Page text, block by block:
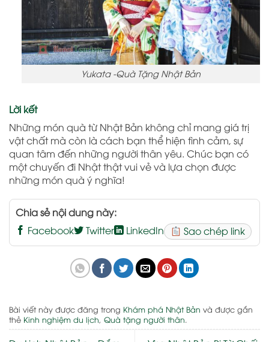
Yukata -Quà Tặng Nhật Bản
Lời kết
Những món quà từ Nhật Bản không chỉ mang giá trị
vật chất mà còn là cách bạn thể hiện tình cảm, sự
quan tâm đến những người thân yêu. Chúc bạn có
một chuyến đi Nhật thật vui vẻ và lựa chọn được
những món quà ý nghĩa!
Chia sẻ nội dung này:
Facebook
Twitter LinkedIn Sao chép link
Bài viết này được đăng trong Khám phá Nhật Bản và được gắn
thẻ Kinh nghiệm du lịch Quà tặng người thân